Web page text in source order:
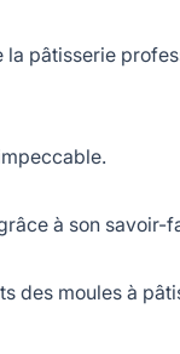
la pâtisserie
à son savoir-
des moules à